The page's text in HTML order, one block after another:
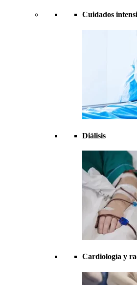
Cuidados
Diálisis
Cardiología y